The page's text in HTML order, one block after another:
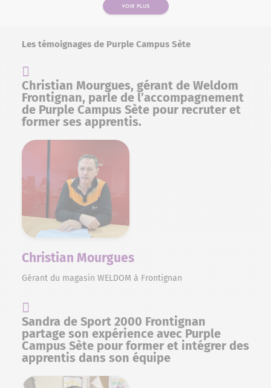
VOIR PLUS
Les témoignages de Purple Campus Sète
Christian Mourgues, gérant de Weldom
Frontignan, parle de l’accompagnement
de Purple Campus Sète pour recruter et
former ses apprentis.
Christian Mourgues
Gérant du magasin WELDOM à Frontignan
Sandra de Sport 2000 Frontignan
partage son expérience avec Purple
Campus Sète pour former et intégrer des
apprentis dans son équipe